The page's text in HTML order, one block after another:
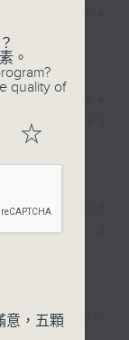
guitar
de
Fêtes
and
nos.7, 8
D Major,
。
quality of
☆
意，五顆